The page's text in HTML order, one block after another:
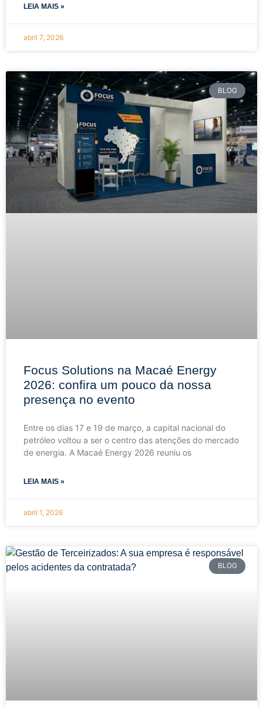
LEIA MAIS »
abril 7, 2026
BLOG
Focus Solutions na Macaé Energy
2026: confira um pouco da nossa
presença no evento
Entre os dias 17 e 19 de março, a capital nacional do
petróleo voltou a ser o centro das atenções do mercado
de energia. A Macaé Energy 2026 reuniu os
LEIA MAIS »
abril 1, 2026
BLOG